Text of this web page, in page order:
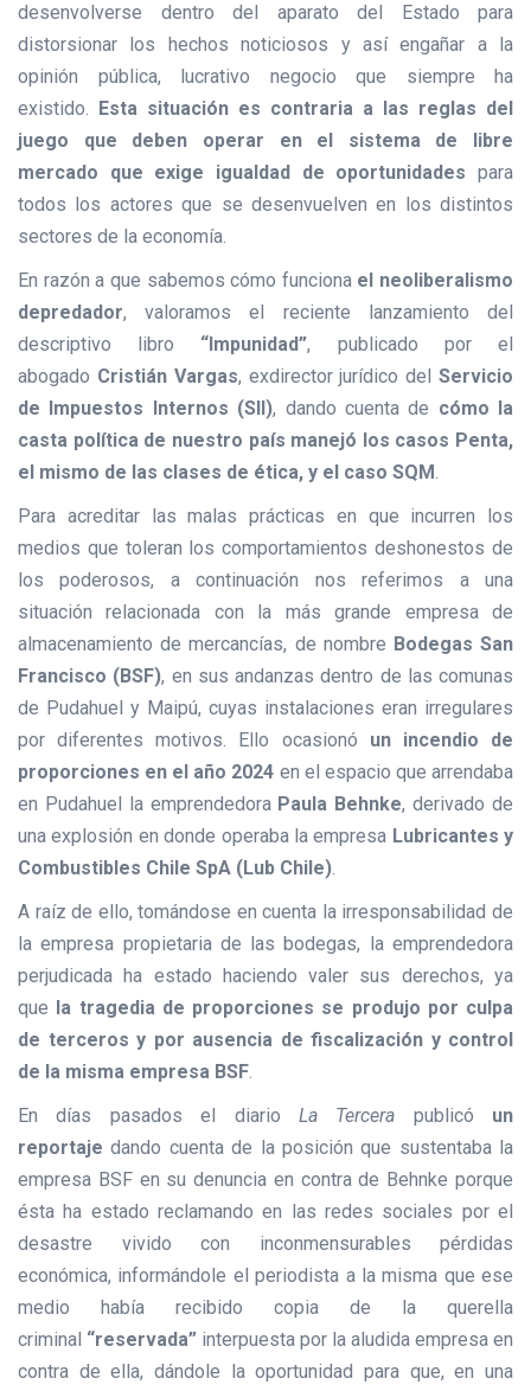
desenvolverse dentro del aparato del Estado para
distorsionar los hechos noticiosos y así engañar a la
opinión pública, lucrativo negocio que siempre ha
existido.
Esta situación es contraria a las reglas del
juego que deben operar en el sistema de libre
mercado que exige igualdad de oportunidades para
todos los actores que se desenvuelven en los distintos
sectores de la economía.
En razón a que sabemos cómo funciona el neoliberalismo
depredador, valoramos el reciente lanzamiento del
descriptivo libro “Impunidad”, publicado por el
abogado Cristián Vargas, exdirector jurídico delServicio
de Impuestos Internos (SII), dando cuenta de cómo la
casta política de nuestro país manejó los casos Penta,
el mismo de las clases de ética, y el caso SQM.
Para acreditar las malas prácticas en que incurren los
medios que toleran los comportamientos deshonestos de
los poderosos, a continuación nos referimos a una
situación relacionada con la más grande empresa de
almacenamiento de mercancías, de nombre Bodegas San
Francisco (BSF), en sus andanzas dentro de las comunas
de Pudahuel y Maipú, cuyas instalaciones eran irregulares
por diferentes motivos. Ello ocasionó un incendio de
proporciones en el año 2024 en el espacio que arrendaba
en Pudahuel la emprendedora Paula Behnke, derivado de
una explosión en donde operaba la empresa Lubricantes y
Combustibles Chile SpA (Lub Chile).
A raíz de ello, tomándose en cuenta la irresponsabilidad de
la empresa propietaria de las bodegas, la emprendedora
perjudicada ha estado haciendo valer sus derechos, ya
que
la tragedia de proporciones se produjo por culpa
de terceros y por ausencia de fiscalización y control
de la misma empresa BSF.
En días pasados el diario
La Tercera publicó un
reportaje dando cuenta de la posición que sustentaba la
empresa BSF en su denuncia en contra de Behnke porque
ésta ha estado reclamando en las redes sociales por el
desastre vivido con inconmensurables pérdidas
económica, informándole el periodista a la misma que ese
medio había recibido copia de la querella
criminal “reservada” interpuesta por la aludida empresa en
contra de ella, dándole la oportunidad para que, en una